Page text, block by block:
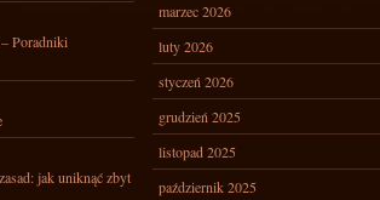
Poradniki
jak uniknąć zbyt
marzec 2026
luty 2026
styczeń 2026
grudzień 2025
listopad 2025
październik 2025